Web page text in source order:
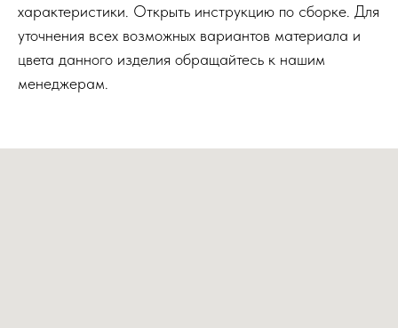
характеристики. Открыть инструкцию по сборке. Для
уточнения всех возможных вариантов материала и
цвета данного изделия обращайтесь к нашим
менеджерам.